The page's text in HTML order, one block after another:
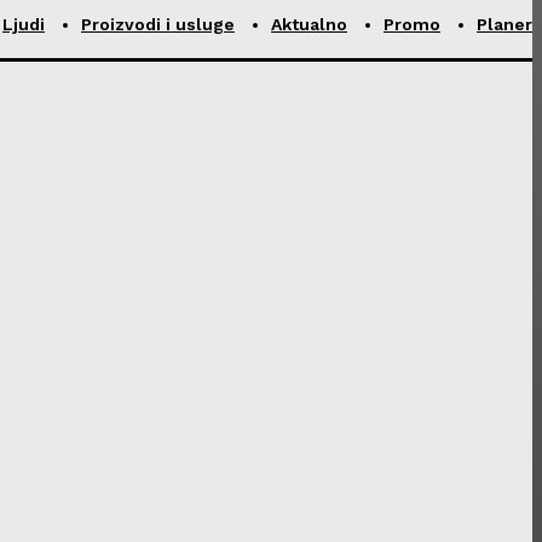
Ljudi Proizvodi i usluge Aktualno Promo Planer